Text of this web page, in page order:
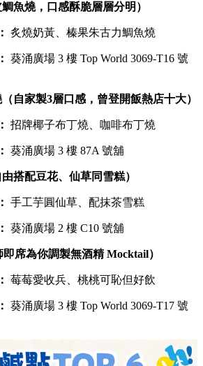
魚燒，口感酥脆層層分明）
炙燒奶黃、榛果朱古力鯛魚燒
葵涌廣場 3 樓 Top World 3069-T16 號
自家製3層口感，曾登開飯熱店十大）
招牌椰子布丁燒、咖啡布丁燒
葵涌廣場 3 樓 87A 號舖
搭配豆花、仙草同雪糕）
手工芋圓仙草、配抹茶雪糕
葵涌廣場 2 樓 C10 號舖
席為你調製無酒精 Mocktail）
莓莓愛收兵、桃桃可恥但好飲
葵涌廣場 3 樓 Top World 3069-T17 號